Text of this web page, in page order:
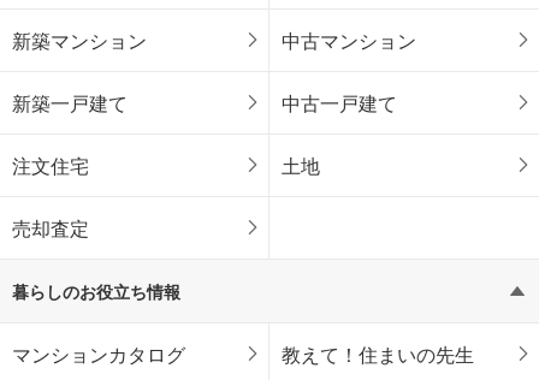
新築マンション 中古マンション
新築一戸建て 中古一戸建て
注文住宅 土地
売却査定
暮らしのお役立ち情報
マンションカタログ 教えて！住まいの先生